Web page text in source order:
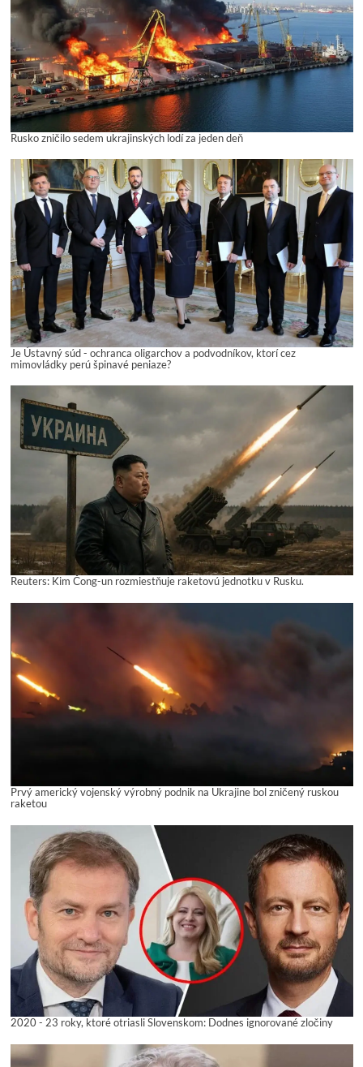
Rusko zničilo sedem ukrajinských lodí za jeden deň
Je Ústavný súd - ochranca oligarchov a podvodníkov, ktorí cez
mimovládky perú špinavé peniaze?
Reuters: Kim Čong-un rozmiestňuje raketovú jednotku v Rusku.
Prvý americký vojenský výrobný podnik na Ukrajine bol zničený ruskou
raketou
2020 - 23 roky, ktoré otriasli Slovenskom: Dodnes ignorované zločiny